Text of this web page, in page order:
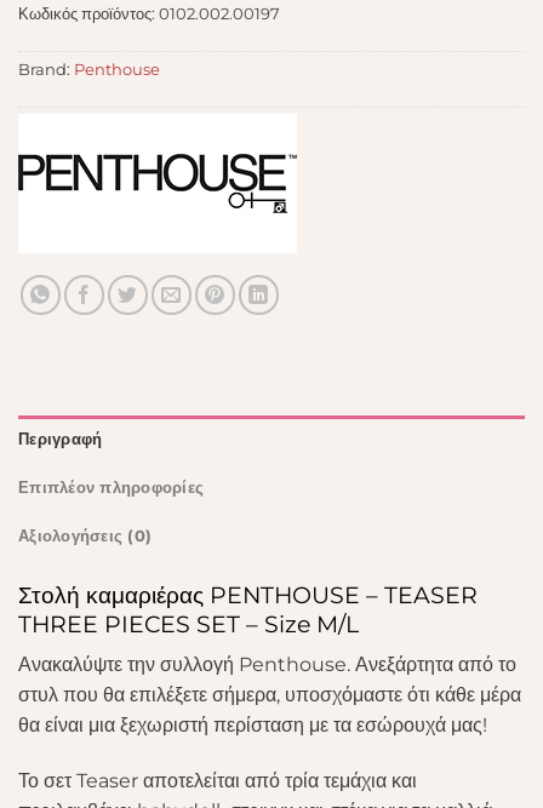
Κωδικός προϊόντος: 0102.002.00197
Brand: Penthouse
Περιγραφή
Επιπλέον πληροφορίες
Αξιολογήσεις (0)
Στολή καμαριέρας PENTHOUSE – TEASER
THREE PIECES SET – Size M/L
Ανακαλύψτε την συλλογή Penthouse. Ανεξάρτητα από το
στυλ που θα επιλέξετε σήμερα, υποσχόμαστε ότι κάθε μέρα
θα είναι μια ξεχωριστή περίσταση με τα εσώρουχά μας!
Το σετ Teaser αποτελείται από τρία τεμάχια και